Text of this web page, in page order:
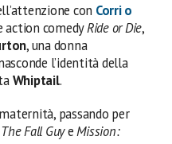
con Corri o
comedyRide or Die,
, una donna
l’identità della
Whiptail.
passando per
The Fall GuyeMission: